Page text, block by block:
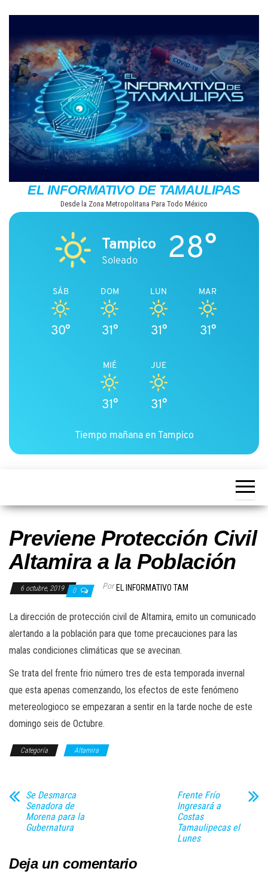
contenido
EL INFORMATIVO DE TAMAULIPAS
Desde la Zona Metropolitana Para Todo México
Tampico
Soleado 28°
SÁB
30°
DOM
31°
LUN
31°
MAR
31°
MIÉ
31°
JUE
31°
Tiempo mañana en Tampico
Previene Protección Civil
Altamira a la Población
6 octubre, 2019 0 Por EL INFORMATIVO TAM
La dirección de protección civil de Altamira, emito un comunicado
alertando a la población para que tome precauciones para las
malas condiciones climáticas que se avecinan.
Se trata del frente frio número tres de esta temporada invernal
que esta apenas comenzando, los efectos de este fenómeno
metereologioco se empezaran a sentir en la tarde noche de este
domingo seis de Octubre.
Categoría Altamira
Se Desmarca
Senadora de
Morena para la
Gubernatura
Frente Frío
Ingresará a
Costas
Tamaulipecas el
Lunes
Deja un comentario